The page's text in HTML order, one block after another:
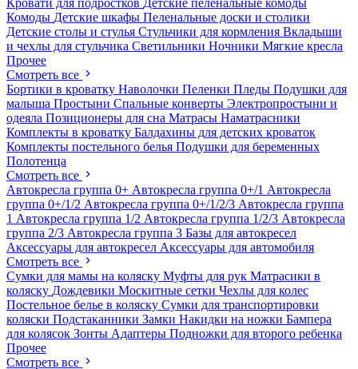
Кровати для подростков Детские пеленальные комоды
Комоды Детские шкафы Пеленальные доски и столики
Детские столы и стулья Стульчики для кормления Вкладыши
и чехлы для стульчика Светильники Ночники Мягкие кресла
Прочее
Смотреть все
Бортики в кроватку Наволочки Пеленки Пледы Подушки для
малыша Простыни Спальные конверты Электропростыни и
одеяла Позиционеры для сна Матрасы Наматрасники
Комплекты в кроватку Балдахины для детских кроваток
Комплекты постельного белья Подушки для беременных
Полотенца
Смотреть все
Автокресла группа 0+ Автокресла группа 0+/1 Автокресла
группа 0+/1/2 Автокресла группа 0+/1/2/3 Автокресла группа
1 Автокресла группа 1/2 Автокресла группа 1/2/3 Автокресла
группа 2/3 Автокресла группа 3 Базы для автокресел
Аксессуары для автокресел Аксессуары для автомобиля
Смотреть все
Сумки для мамы на коляску Муфты для рук Матрасики в
коляску Дождевики Москитные сетки Чехлы для колес
Постельное белье в коляску Сумки для транспортировки
коляски Подстаканники Замки Накидки на ножки Бампера
для колясок Зонты Адаптеры Подножки для второго ребенка
Прочее
Смотреть все